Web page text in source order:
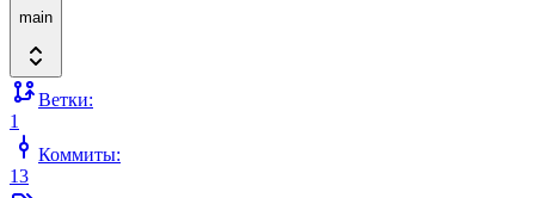
main
Ветки:
1
Коммиты:
13